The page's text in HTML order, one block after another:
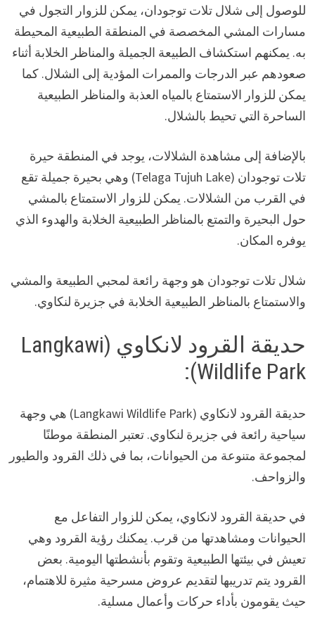
للوصول إلى شلال تلات توجودان، يمكن للزوار التجول في
مسارات المشي المخصصة في المنطقة الطبيعية المحيطة
به. يمكنهم استكشاف الطبيعة الجميلة والمناظر الخلابة أثناء
صعودهم عبر الدرجات والممرات المؤدية إلى الشلال. كما
يمكن للزوار الاستمتاع بالمياه العذبة والمناظر الطبيعية
الساحرة التي تحيط بالشلال.
بالإضافة إلى مشاهدة الشلالات، يوجد في المنطقة حيرة
تلات توجودان (Telaga Tujuh Lake) وهي بحيرة جميلة تقع
في القرب من الشلالات. يمكن للزوار الاستمتاع بالمشي
حول البحيرة والتمتع بالمناظر الطبيعية الخلابة والهدوء الذي
يوفره المكان.
شلال تلات توجودان هو وجهة رائعة لمحبي الطبيعة والمشي
والاستمتاع بالمناظر الطبيعية الخلابة في جزيرة لنكاوي.
حديقة القرود لانكاوي (Langkawi
Wildlife Park):
حديقة القرود لانكاوي (Langkawi Wildlife Park) هي وجهة
سياحية رائعة في جزيرة لنكاوي. تعتبر المنطقة موطنًا
لمجموعة متنوعة من الحيوانات، بما في ذلك القرود والطيور
والزواحف.
في حديقة القرود لانكاوي، يمكن للزوار التفاعل مع
الحيوانات ومشاهدتها من قرب. يمكنك رؤية القرود وهي
تعيش في بيئتها الطبيعية وتقوم بأنشطتها اليومية. بعض
القرود يتم تدريبها لتقديم عروض مسرحية مثيرة للاهتمام،
حيث يقومون بأداء حركات وأعمال مسلية.